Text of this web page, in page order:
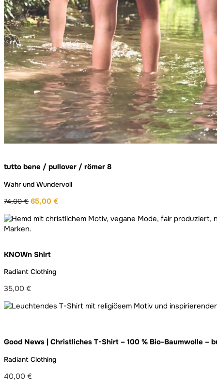
tutto bene / pullover / römer 8
Wahr und Wundervoll
74,00€
Ursprünglicher
Preis
war:
65,00 €
Preis
KNOWn Shirt
Radiant Clothing
35,00 €
Good News | Christliches T-Shirt – 100 % Bio-Baumwolle –
Radiant Clothing
40,00 €